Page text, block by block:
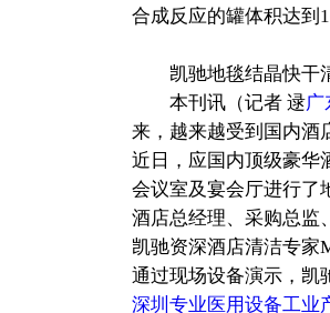
合成反应的罐体积达到
凯驰地毯结晶快干清
本刊讯（记者 逯广
来，越来越受到国内酒
近日，应国内顶级豪华
会议室及宴会厅进行了
酒店总经理、采购总监
凯驰资深酒店清洁专家
通过现场设备演示，凯
深圳专业医用设备工业